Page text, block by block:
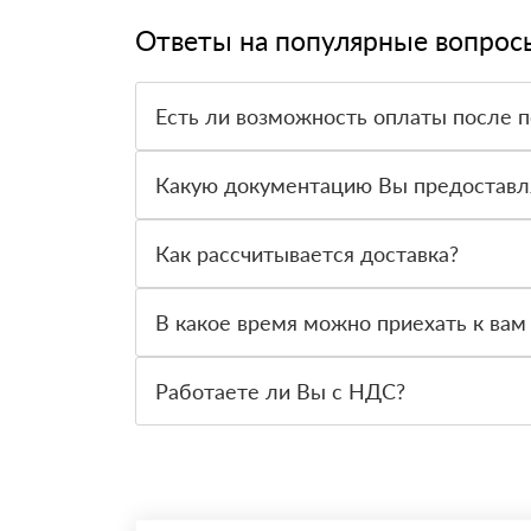
Ответы на популярные
Есть ли возможность оплаты после
вправе от него отказаться.
Какую документацию Вы
Как рассчитывается доставка?
стоимости и сроков доставки, которые
В какое время можно приехать к вам
Работаете ли Вы с НДС?